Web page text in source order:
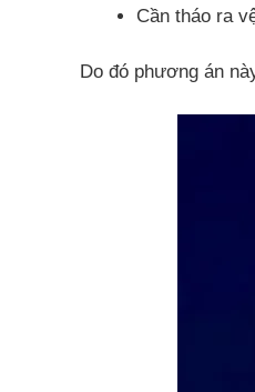
Cần tháo ra
Do đó phương án